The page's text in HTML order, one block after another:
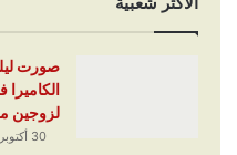
صورت
لزوجين
30 أكتوبر، 2022